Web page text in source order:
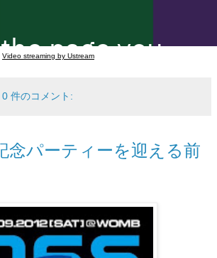
Video streaming by Ustream
0 件のコメント:
念パーティーを迎える前